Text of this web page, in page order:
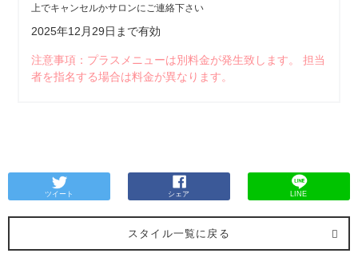
上でキャンセルかサロンにご連絡下さい
2025年12月29日まで有効
注意事項：プラスメニューは別料金が発生致します。 担当
者を指名する場合は料金が異なります。
ツイート シェア LINE
スタイル一覧に戻る